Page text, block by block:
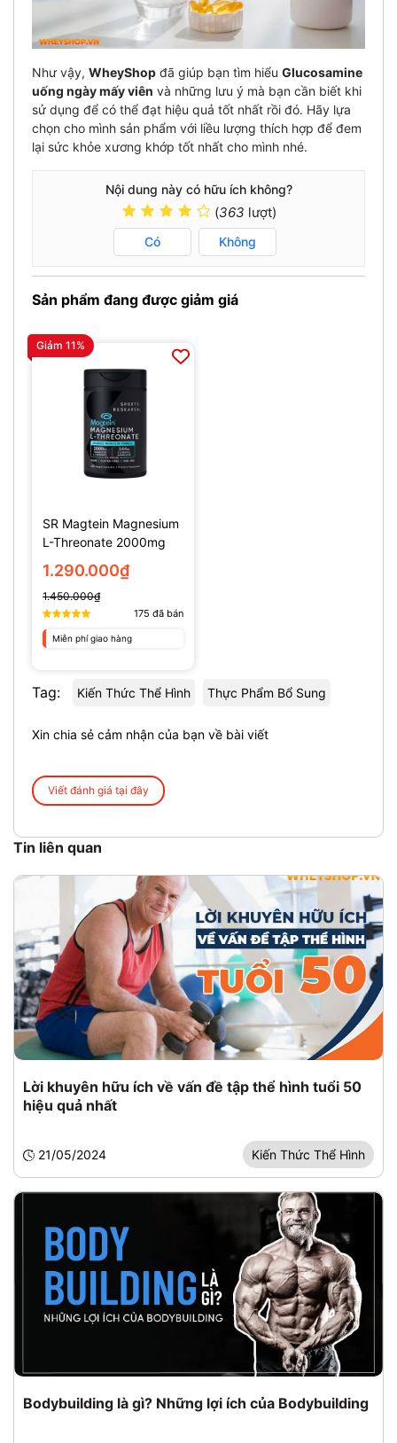
Như vậy, WheyShop đã giúp bạn tìm hiểu Glucosamine
uống ngày mấy viên và những lưu ý mà bạn cần biết khi
sử dụng để có thể đạt hiệu quả tốt nhất rồi đó. Hãy lựa
chọn cho mình sản phẩm với liều lượng thích hợp để đem
lại sức khỏe xương khớp tốt nhất cho mình nhé.
Nội dung này có hữu ích không?
(363 lượt)
Có Không
Sản phẩm đang được giảm giá
Giảm 11%
SR Magtein Magnesium
L-Threonate 2000mg
(135 Viên)
1.290.000₫
1.450.000₫
175 đã bán
Miễn phí giao hàng
Tag: Kiến Thức Thể Hình Thực Phẩm Bổ Sung
Xin chia sẻ cảm nhận của bạn về bài viết
Viết đánh giá tại đây
Tin liên quan
Lời khuyên hữu ích về vấn đề tập thể hình tuổi 50
hiệu quả nhất
21/05/2024 Kiến Thức Thể Hình
Bodybuilding là gì? Những lợi ích của Bodybuilding